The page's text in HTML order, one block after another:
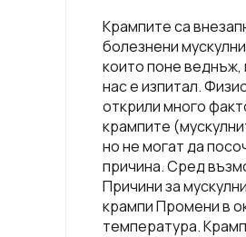
Крампите са
болезнени
които поне веднъж,
нас е изпитал.
открили много
крампите
но не могат да
причина. Сред
Причини за
крампи Промени в
температура.